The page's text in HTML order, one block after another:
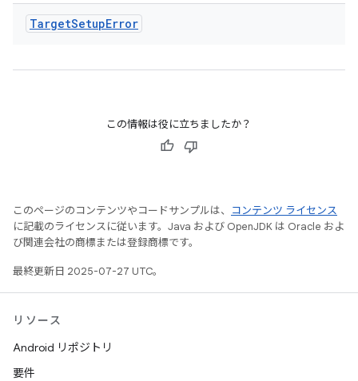
TargetSetupError
この情報は役に立ちましたか？
このページのコンテンツやコードサンプルは、
コンテンツ ライセンス
に記載のライセンスに従います。Java および OpenJDK は Oracle およ
び関連会社の商標または登録商標です。
最終更新日 2025-07-27 UTC。
リソース
Android リポジトリ
要件